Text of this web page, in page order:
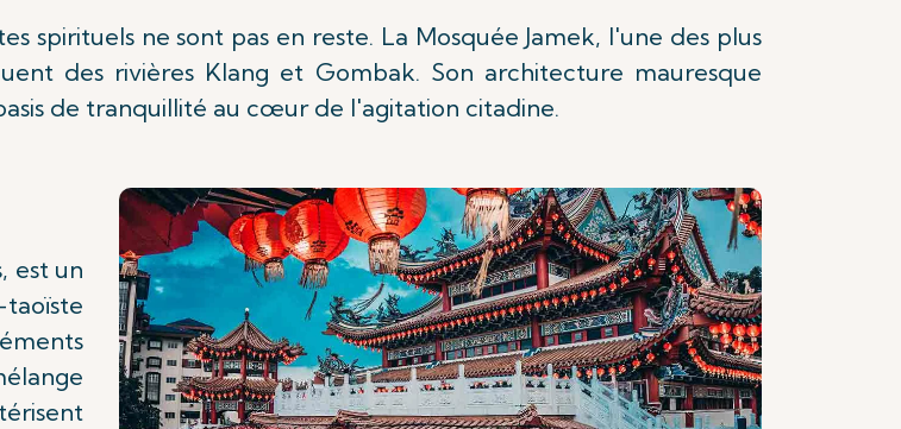
spirituels ne sont pas en reste. La Mosquée Jamek, l'une des plus
des rivières Klang et Gombak. Son architecture mauresque
de tranquillité au cœur de l'agitation citadine.
est un